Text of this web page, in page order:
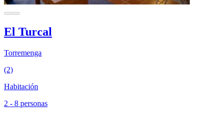
El Turcal
Torremenga
(2)
Habitación
2 - 8 personas